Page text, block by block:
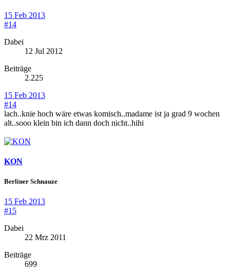
15 Feb 2013
#14
Dabei
12 Jul 2012
Beiträge
2.225
15 Feb 2013
#14
lach..knie hoch wäre etwas komisch..madame ist ja grad 9 wochen
alt..sooo klein bin ich dann doch nicht..hihi
KON
Berliner Schnauze
15 Feb 2013
#15
Dabei
22 Mrz 2011
Beiträge
699